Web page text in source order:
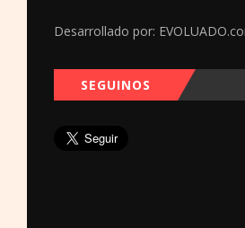
Desarrollado por:
SEGUINOS